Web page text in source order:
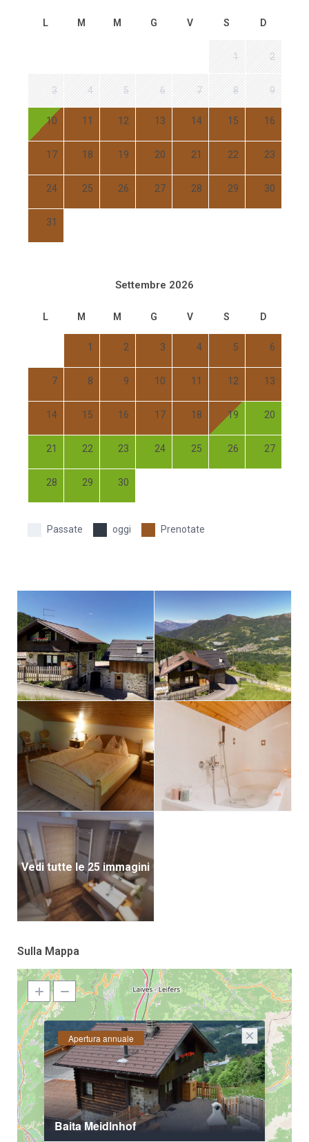
L M M G V S D
1 2
3 4 5 6 7 8 9
10 11 12 13 14 15 16
17 18 19 20 21 22 23
24 25 26 27 28 29 30
31
Settembre 2026
L M M G V S D
1 2 3 4 5 6
7 8 9 10 11 12 13
14 15 16 17 18 19 20
21 22 23 24 25 26 27
28 29 30
Passate oggi Prenotate
Vedi tutte le 25 immagini
Sulla Mappa
Apertura annuale
Baita Meidlnhof